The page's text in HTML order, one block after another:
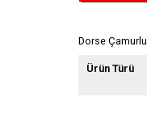
Dorse
Ürün Türü